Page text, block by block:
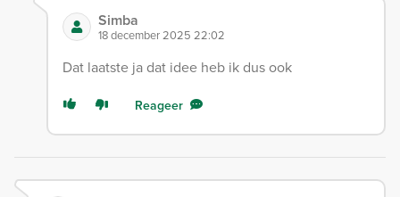
Simba
18 december 2025 22:02
Dat laatste ja dat idee heb ik dus ook
Reageer